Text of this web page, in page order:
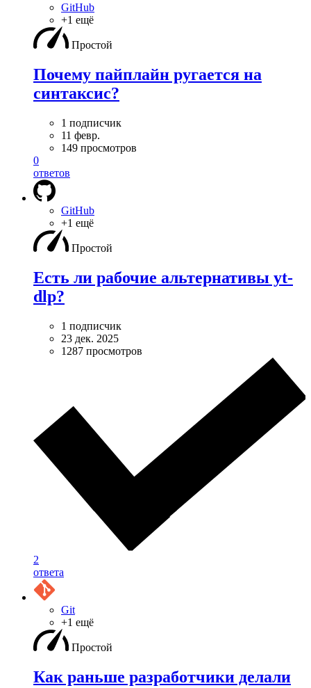
GitHub
+1 ещё
Простой
Почему пайплайн ругается на
синтаксис?
1 подписчик
11 февр.
149 просмотров
0
ответов
GitHub
+1 ещё
Простой
Есть ли рабочие альтернативы yt-
dlp?
1 подписчик
23 дек. 2025
1287 просмотров
2
ответа
Git
+1 ещё
Простой
Как раньше разработчики делали